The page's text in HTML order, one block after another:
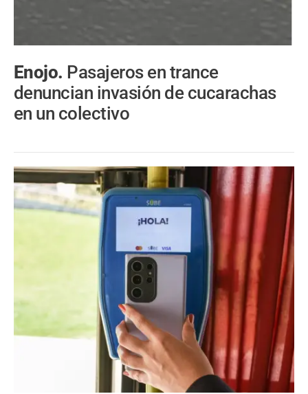
Enojo. Pasajeros en trance
denuncian invasión de cucarachas
en un colectivo